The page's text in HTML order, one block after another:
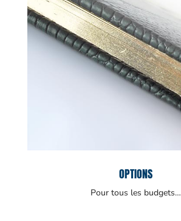
OPTIONS
Pour tous les budgets…